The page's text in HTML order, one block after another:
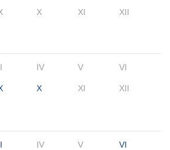
X XI XII
IV V VI
X XI XII
IV V VI